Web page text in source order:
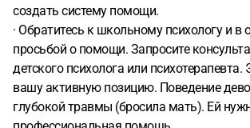
создать систему помощи.
· Обратитесь к школьному психологу и в
просьбой о помощи. Запросите
детского психолога или психотерапевта.
вашу активную позицию. Поведение
глубокой травмы (бросила мать). Ей